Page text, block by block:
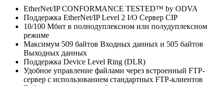
EtherNet/IP CONFORMANCE TESTED™ by ODVA
Поддержка EtherNet/IP Level 2 I/O Сервер CIP
10/100 Мбит в полнодуплексном или полудуплексном
режиме
Максимум 509 байтов Входных данных и 505 байтов
Выходных данных
Поддержка Device Level Ring (DLR)
Удобное управление файлами через встроенный FTP-
сервер с использованием стандартных FTP-клиентов